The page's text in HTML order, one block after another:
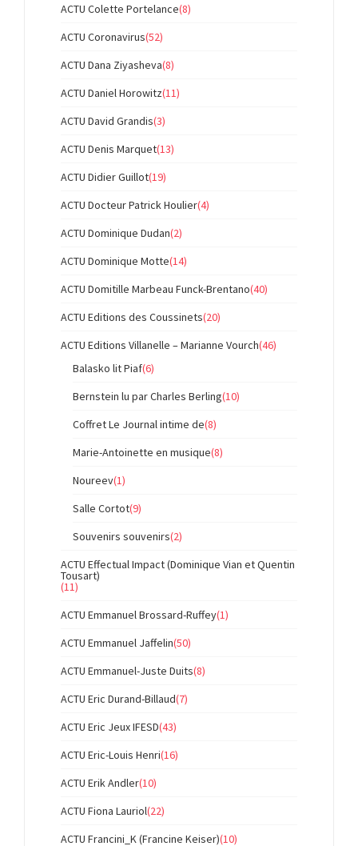
ACTU Colette Portelance(8)
ACTU Coronavirus(52)
ACTU Dana Ziyasheva(8)
ACTU Daniel Horowitz(11)
ACTU David Grandis(3)
ACTU Denis Marquet(13)
ACTU Didier Guillot(19)
ACTU Docteur Patrick Houlier(4)
ACTU Dominique Dudan(2)
ACTU Dominique Motte(14)
ACTU Domitille Marbeau Funck-Brentano(40)
ACTU Editions des Coussinets(20)
ACTU Editions Villanelle – Marianne Vourch(46)
Balasko lit Piaf(6)
Bernstein lu par Charles Berling(10)
Coffret Le Journal intime de(8)
Marie-Antoinette en musique(8)
Noureev(1)
Salle Cortot(9)
Souvenirs souvenirs(2)
ACTU Effectual Impact (Dominique Vian et Quentin
Tousart)
(11)
ACTU Emmanuel Brossard-Ruffey(1)
ACTU Emmanuel Jaffelin(50)
ACTU Emmanuel-Juste Duits(8)
ACTU Eric Durand-Billaud(7)
ACTU Eric Jeux IFESD(43)
ACTU Eric-Louis Henri(16)
ACTU Erik Andler(10)
ACTU Fiona Lauriol(22)
ACTU Francini_K (Francine Keiser)(10)